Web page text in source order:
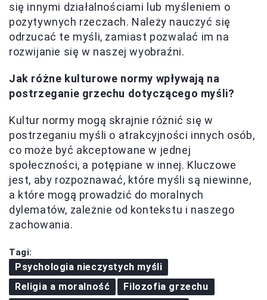
się innymi działalnościami lub myśleniem o
pozytywnych rzeczach. Należy nauczyć się
odrzucać te myśli, zamiast pozwalać im na
rozwijanie się w naszej wyobraźni.
Jak różne kulturowe normy wpływają na
postrzeganie grzechu dotyczącego myśli?
Kultur normy mogą skrajnie różnić się w
postrzeganiu myśli o atrakcyjności innych osób,
co może być akceptowane w jednej
społeczności, a potępiane w innej. Kluczowe
jest, aby rozpoznawać, które myśli są niewinne,
a które mogą prowadzić do moralnych
dylematów, zależnie od kontekstu i naszego
zachowania.
Tagi:
Psychologia nieczystych myśli
Religia a moralność
Filozofia grzechu